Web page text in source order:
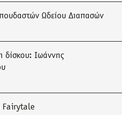
Ωδείου Διαπασών
δίσκου: Ιωάννης
Fairytale